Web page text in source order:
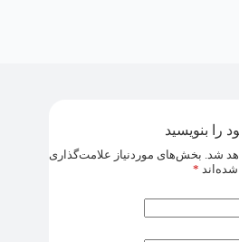
را بنویسید
شد. بخش‌های موردنیاز علامت‌گذاری
شده‌اند *